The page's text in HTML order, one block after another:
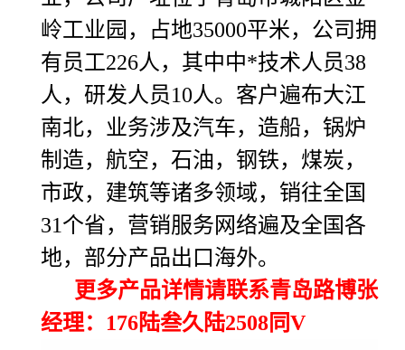
岭工业园，占地35000平米，公司拥
有员工226人，其中中*技术人员38
人，研发人员10人。客户遍布大江
南北，业务涉及汽车，造船，锅炉
制造，航空，石油，钢铁，煤炭，
市政，建筑等诸多领域，销往全国
31个省，营销服务网络遍及全国各
地，部分产品出口海外。
更多产品详情请联系青岛路博张
经理：176陆叁久陆2508同V